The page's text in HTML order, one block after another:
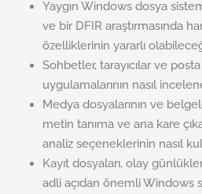
Yaygın Windows dosya
ve bir DFIR araştırmasında
özelliklerinin yararlı
Sohbetler, tarayıcılar ve
uygulamalarının nasıl
Medya dosyalarının ve
metin tanıma ve ana kare
analiz seçeneklerinin nasıl
Kayıt dosyaları, olay
adli açıdan önemli Windows